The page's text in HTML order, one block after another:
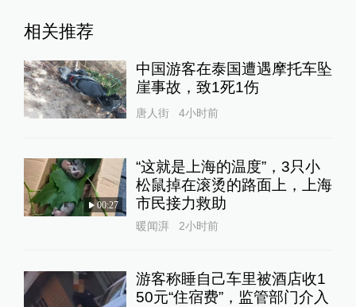
相关推荐
中国游客在泰国遭遇摩托车坠
崖事故，致1死1伤
唐人街 4小时前
00:27
“这就是上海的温度”，3只小
松鼠掉在滚烫的路面上，上海
市民接力救助
暖闻湃 2小时前
游客称睡自己车里被酒店收1
50元“住宿费”，监管部门介入